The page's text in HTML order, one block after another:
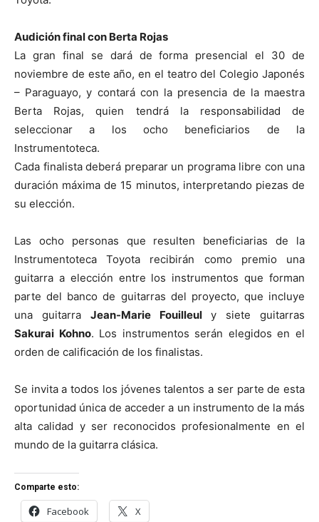
Audición final con Berta Rojas
La gran final se dará de forma presencial el 30 de
noviembre de este año, en el teatro del Colegio Japonés
– Paraguayo, y contará con la presencia de la maestra
Berta Rojas, quien tendrá la responsabilidad de
seleccionar a los ocho beneficiarios de la
Instrumentoteca.
Cada finalista deberá preparar un programa libre con una
duración máxima de 15 minutos, interpretando piezas de
su elección.
Las ocho personas que resulten beneficiarias de la
Instrumentoteca Toyota recibirán como premio una
guitarra a elección entre los instrumentos que forman
parte del banco de guitarras del proyecto, que incluye
una guitarra Jean-Marie Fouilleuly siete guitarras
Sakurai Kohno. Los instrumentos serán elegidos en el
orden de calificación de los finalistas.
Se invita a todos los jóvenes talentos a ser parte de esta
oportunidad única de acceder a un instrumento de la más
alta calidad y ser reconocidos profesionalmente en el
mundo de la guitarra clásica.
Comparte esto:
Facebook X